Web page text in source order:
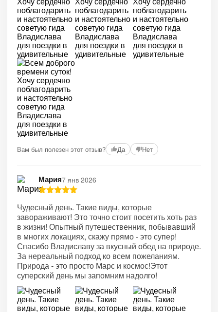
Вам был полезен этот отзыв? Да Нет
Мария7 янв 2026
Чудесный день. Такие виды, которые
завораживают! Это точно стоит посетить хоть раз
в жизни! Опытный путешественник, побывавший
в многих локациях, скажу прямо - это супер!
Спасибо Владиславу за вкусный обед на природе.
За нереальный подход ко всем пожеланиям.
Природа - это просто Марс и космос!Этот
суперский день мы запомним надолго!